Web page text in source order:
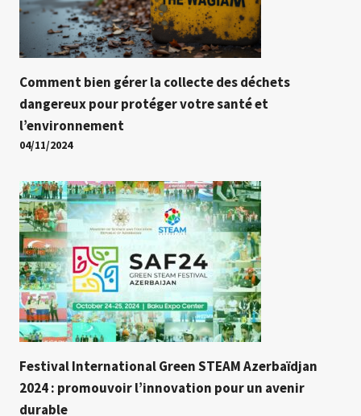
Comment bien gérer la collecte des déchets
dangereux pour protéger votre santé et
l’environnement
04/11/2024
Festival International Green STEAM Azerbaïdjan
2024 : promouvoir l’innovation pour un avenir
durable